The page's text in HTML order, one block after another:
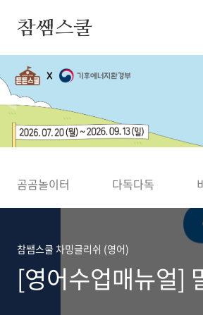
참쌤스쿨
◀
곰곰놀이터 다독다독
참쌤스쿨 차밍글리쉬 (영어)
[영어수업매뉴얼]